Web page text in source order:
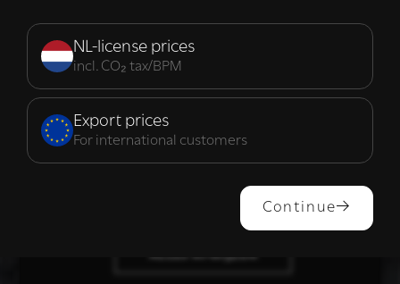
NL-license prices
incl. CO₂ tax/BPM
Export prices
For international customers
Continue
Strikt
noodzakelijk
Prestatie Targeting
ALLES ACCEPTEREN